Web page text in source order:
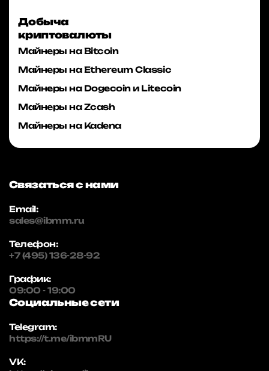
Добыча
криптовалюты
Майнеры на Bitcoin
Майнеры на Ethereum Classic
Майнеры на Dogecoin и Litecoin
Майнеры на Zcash
Майнеры на Kadena
Связаться с нами
Email:
sales@ibmm.ru
Телефон:
+7 (495) 136-28-92
График:
09:00 - 19:00
Социальные сети
Telegram:
https://t.me/ibmmRU
VK: